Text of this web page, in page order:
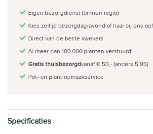
Eigen bezorgdienst (binnen regio)
Kies zelf je bezorgdag/avond of haal bij ons op!
Direct van de beste kwekers
Al meer dan 100.000 planten verstuurd!
Gratis thuisbezorgdvanaf € 50,- (anders 5,95)
Pot- en plant opmaakservice
Specificaties